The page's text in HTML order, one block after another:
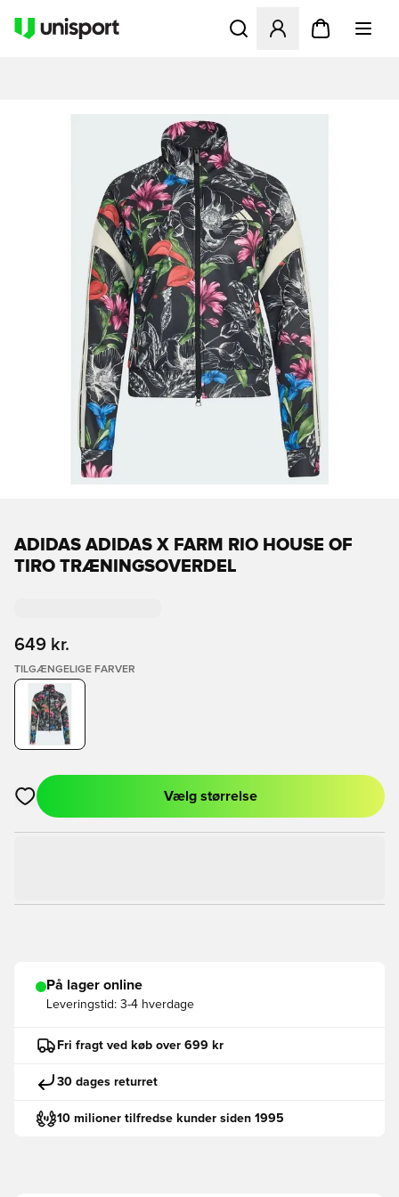
Åbner en Modal til at
ADIDAS ADIDAS X FARM RIO HOUSE OF
TIRO TRÆNINGSOVERDEL
649 kr.
TILGÆNGELIGE FARVER
Åbner en Modal til at logge ind eller tilmelde dig som medlem
Vælg størrelse
På lager online
Leveringstid: 3-4 hverdage
Fri fragt ved køb over 699 kr
30 dages returret
10 milioner tilfredse kunder siden 1995